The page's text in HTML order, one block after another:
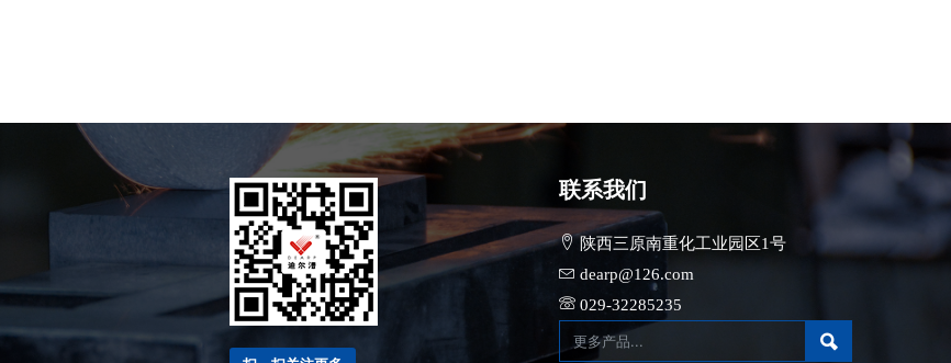
联系我们
陕西三原南重化工业园区1号
dearp@126.com
029-32285235